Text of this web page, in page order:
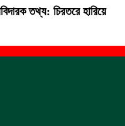
তথ্য: চিরতরে হারিয়ে